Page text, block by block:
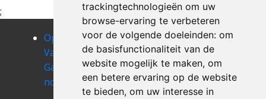
trackingtechnologieën om uw
browse-ervaring te verbeteren
voor de volgende doeleinden: om
de basisfunctionaliteit van de
website mogelijk te maken, om
een betere ervaring op de website
te bieden, om uw interesse in
;
Opruimen
Van Uw
Garage
nossegem
Opruimen
Van Uw
Garage
oetingen
Opruimen
Van Uw
Garage onze-
lieve-vrouw-